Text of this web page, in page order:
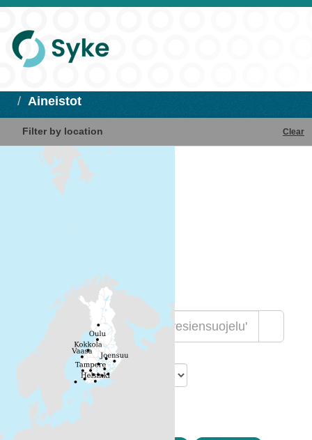
Aineistot
Filter by location Clear
Lajittelu
Löytyi 7 aineistoa